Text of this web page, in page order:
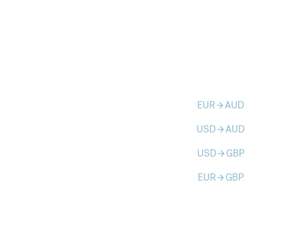
EURarrow_forwardAUD
USDarrow_forwardAUD
USDarrow_forward GBP
EURarrow_forward GBP